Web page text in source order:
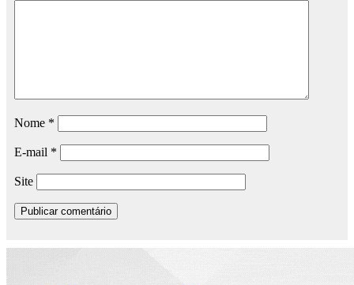
Nome *
E-mail *
Site